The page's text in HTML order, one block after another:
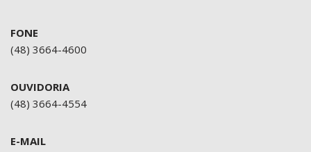
FONE
(48) 3664-4600
OUVIDORIA
(48) 3664-4554
E-MAIL